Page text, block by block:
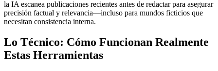
la IA escanea publicaciones recientes antes de redactar para asegurar
precisión factual y relevancia—incluso para mundos ficticios que
necesitan consistencia interna.
Lo Técnico: Cómo Funcionan Realmente
Estas Herramientas